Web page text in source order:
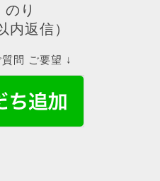
り
内返信）
問 ご要望 ↓